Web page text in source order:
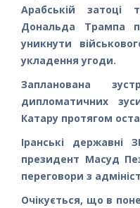
Арабській
Дональда Трампа
уникнути
укладення угоди.
Запланована
дипломатичних
Катару протягом
Іранські
президент Масуд
переговори з
Очікується, що в